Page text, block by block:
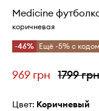
Medicine
коричневая
-46% Ещё -5% с
969 грн 1799 грн
Цвет: коричневый